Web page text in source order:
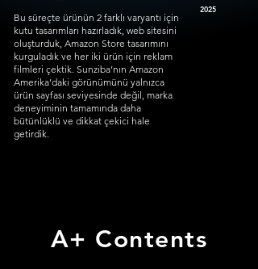
Bu süreçte ürünün 2 farklı varyantı için
kutu tasarımları hazırladık, web sitesini
oluşturduk, Amazon Store tasarımını
kurguladık ve her iki ürün için reklam
filmleri çektik. Sunziba’nın Amazon
Amerika’daki görünümünü yalnızca
ürün sayfası seviyesinde değil, marka
deneyiminin tamamında daha
bütünlüklü ve dikkat çekici hale
getirdik.
2025
A+ Contents